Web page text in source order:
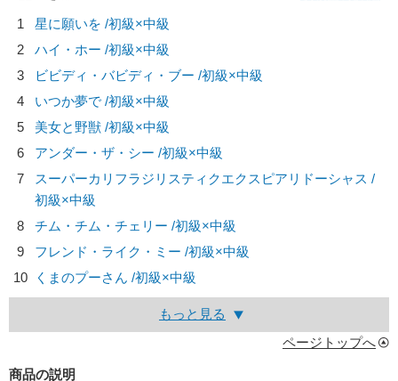
1
星に願いを /初級×中級
2
ハイ・ホー /初級×中級
3
ビビディ・バビディ・ブー /初級×中級
4
いつか夢で /初級×中級
5
美女と野獣 /初級×中級
6
アンダー・ザ・シー /初級×中級
7
スーパーカリフラジリスティクエクスピアリドーシャス /
初級×中級
8
チム・チム・チェリー /初級×中級
9
フレンド・ライク・ミー /初級×中級
10
くまのプーさん /初級×中級
もっと見る
ページトップへ
商品の説明